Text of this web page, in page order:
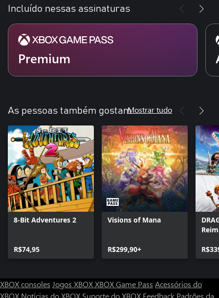
Incluído nessas assinaturas
Premium
As pessoas também gostamMostrar tudo
8-Bit Adventures 2
R$74,95
Visions of Mana
R$299,90+
XBOX consoles Jogos XBOXXBOX Game Pass Acessórios do
XBOX Notícias do XBOX Suporte do XBOX Feedback Padrões da